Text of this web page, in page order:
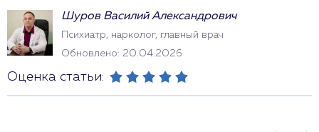
Шуров Василий Александрович
Психиатр, нарколог, главный врач
Обновлено: 20.04.2026
Оценка статьи: